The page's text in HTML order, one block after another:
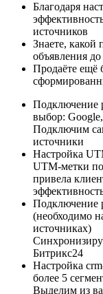
Благодаря
источников
Знаете, какой
объявления
Продаёте ещё
Подключение
выбор:
Подключим
источники
Настройка
UTM-метки
привела
Подключение
(необходимо
источниках)
Битрикс24
Настройка
более 5
Выделим из